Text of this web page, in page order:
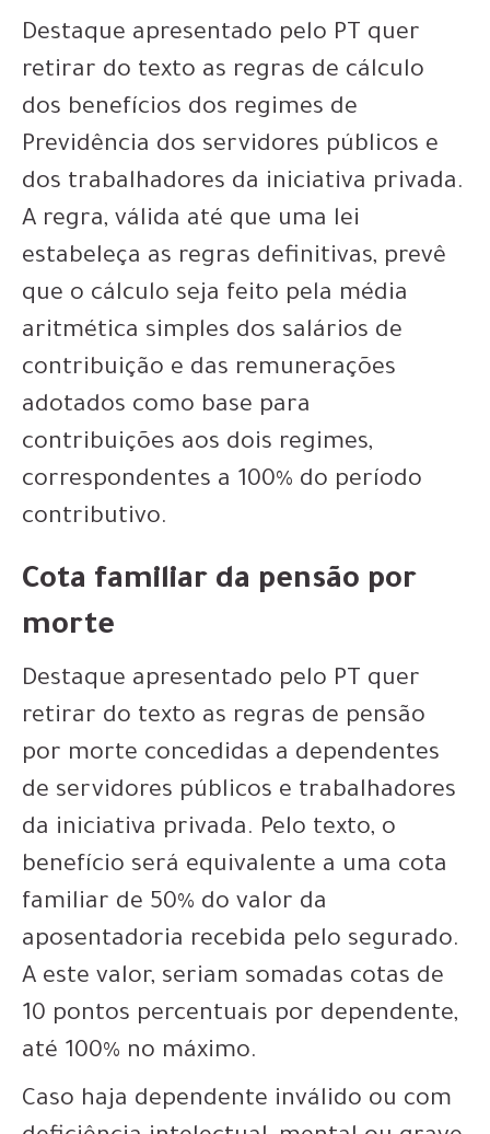
Destaque apresentado pelo PT quer
retirar do texto as regras de cálculo
dos benefícios dos regimes de
Previdência dos servidores públicos e
dos trabalhadores da iniciativa privada.
A regra, válida até que uma lei
estabeleça as regras definitivas, prevê
que o cálculo seja feito pela média
aritmética simples dos salários de
contribuição e das remunerações
adotados como base para
contribuições aos dois regimes,
correspondentes a 100% do período
contributivo.
Cota familiar da pensão por
morte
Destaque apresentado pelo PT quer
retirar do texto as regras de pensão
por morte concedidas a dependentes
de servidores públicos e trabalhadores
da iniciativa privada. Pelo texto, o
benefício será equivalente a uma cota
familiar de 50% do valor da
aposentadoria recebida pelo segurado.
A este valor, seriam somadas cotas de
10 pontos percentuais por dependente,
até 100% no máximo.
Caso haja dependente inválido ou com